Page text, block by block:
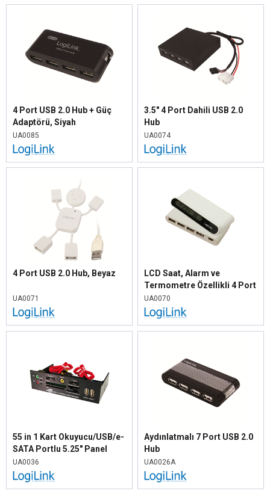
4 Port USB 2.0 Hub + Güç
Adaptörü, Siyah
UA0085
3.5" 4 Port Dahili USB 2.0
Hub
UA0074
4 Port USB 2.0 Hub, Beyaz
UA0071
LCD Saat, Alarm ve
Termometre Özellikli 4 Port
USB HUB
UA0070
55 in 1 Kart Okuyucu/USB/e-
SATA Portlu 5.25" Panel
UA0036
Aydınlatmalı 7 Port USB 2.0
Hub
UA0026A